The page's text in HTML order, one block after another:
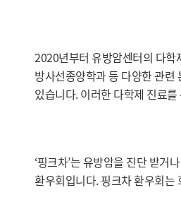
2020년부터 유방암센터의 다학
방사선종양학과 등 다양한 관
있습니다. 이러한 다학제 진료
‘핑크차’는 유방암을 진단 받거
환우회입니다. 핑크차 환우회는